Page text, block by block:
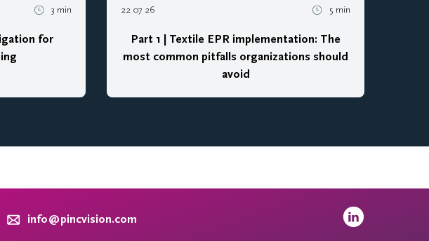
3 min
for
22 07 26 5 min
Part 1 | Textile EPR implementation: The
most common pitfalls organizations should
avoid
info@pincvision.com